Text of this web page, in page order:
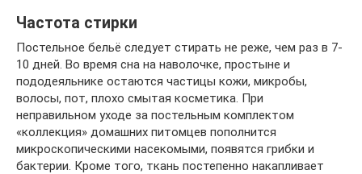
Частота стирки
Постельное бельё следует стирать не реже, чем раз в 7-
10 дней. Во время сна на наволочке, простыне и
пододеяльнике остаются частицы кожи, микробы,
волосы, пот, плохо смытая косметика. При
неправильном уходе за постельным комплектом
«коллекция» домашних питомцев пополнится
микроскопическими насекомыми, появятся грибки и
бактерии. Кроме того, ткань постепенно накапливает